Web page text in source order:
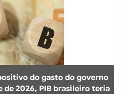
do gasto do governo
de 2026, PIB brasileiro teria